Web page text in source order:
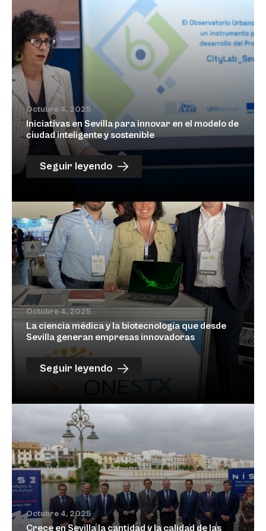
Octubre 4, 2025
Iniciativas en Sevilla para innovar en el modelo de
ciudad inteligente y sostenible
Seguir leyendo
Octubre 4, 2025
La ciencia médica y la biotecnología que desde
Sevilla generan empresas innovadoras
Seguir leyendo
Octubre 4, 2025
Crece en Sevilla la cantidad y la calidad de las